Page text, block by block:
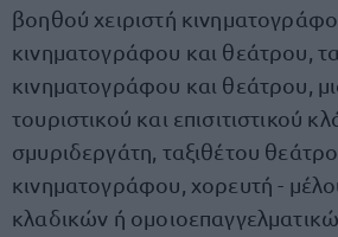
βοηθού χειριστή
κινηματογράφου και θεάτρου,
κινηματογράφου και θεάτρου,
τουριστικού και επισιτιστικού
σμυριδεργάτη, ταξιθέτου
κινηματογράφου, χορευτή -
κλαδικών ή